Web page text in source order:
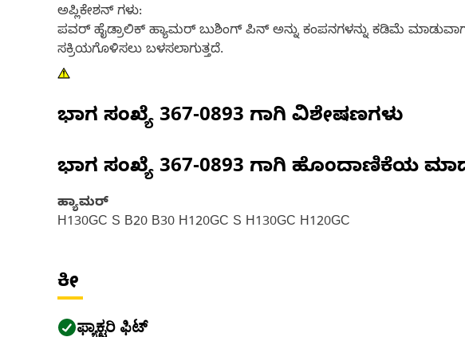
ಅಪ್ಲಿಕೇಶನ್ ಗಳು:
ಪವರ್ ಹೈಡ್ರಾಲಿಕ್ ಹ್ಯಾಮರ್ ಬುಶಿಂಗ್ ಪಿನ್ ಅನ್ನು ಕಂಪನಗಳನ್ನು ಕಡಿಮೆ
ಸಕ್ರಿಯಗೊಳಿಸಲು ಬಳಸಲಾಗುತ್ತದೆ.
ಭಾಗ ಸಂಖ್ಯೆ 367-0893 ಗಾಗಿ ವಿಶೇಷಣಗಳು
ಭಾಗ ಸಂಖ್ಯೆ 367-0893 ಗಾಗಿ ಹೊಂದಾಣಿಕೆಯ
ಹ್ಯಾಮರ್
H130GC S B20 B30 H120GC S H130GC H120GC
ಕೀ
ಫ್ಯಾಕ್ಟರಿ ಫಿಟ್